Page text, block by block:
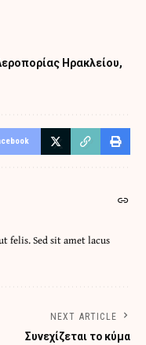
Ηρακλείου
felis. Sed sit amet lacus
NEXT ARTICLE
Συνεχίζεται το κύμα